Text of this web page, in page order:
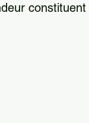
constituent